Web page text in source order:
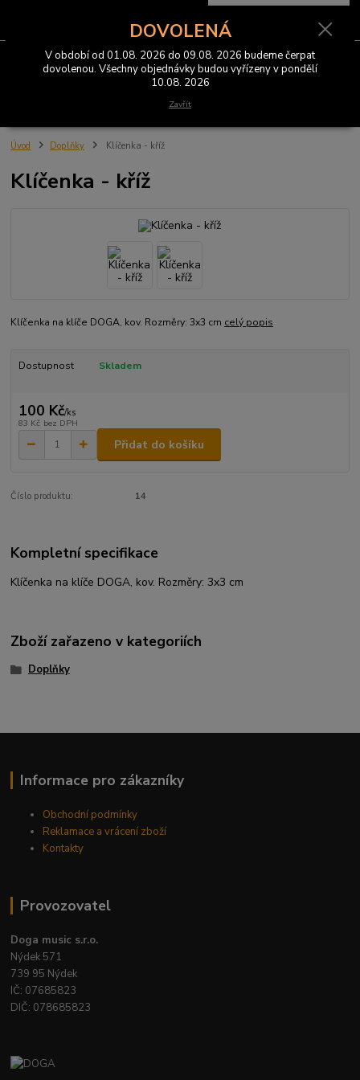
Menu
0 Kč
Úvod Doplňky Klíčenka - kříž
Klíčenka - kříž
Klíčenka na klíče DOGA, kov. Rozměry: 3x3 cm celý popis
Dostupnost Skladem
100 Kč/ks
83 Kč bez DPH
Přidat do košíku
Číslo produktu: 14
Kompletní specifikace
Klíčenka na klíče DOGA, kov. Rozměry: 3x3 cm
Zboží zařazeno v kategoriích
Doplňky
Informace pro zákazníky
Obchodní podmínky
Reklamace a vrácení zboží
Kontakty
Provozovatel
Doga music s.r.o.
Nýdek 571
739 95 Nýdek
IČ: 07685823
DIČ: 078685823
DOVOLENÁ
V období od 01.08. 2026 do 09.08. 2026 budeme čerpat
dovolenou. Všechny objednávky budou vyřízeny v pondělí
10.08. 2026
Zavřít